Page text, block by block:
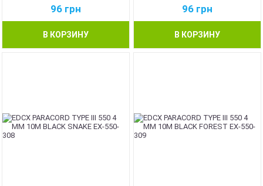
96 грн
В КОРЗИНУ
96 грн
В КОРЗИНУ